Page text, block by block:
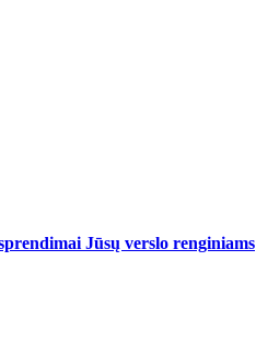
Jūsų verslo renginiams